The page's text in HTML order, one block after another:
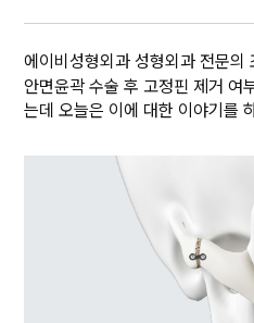
에이비성형외과 성형외과 전문의
안면윤곽 수술 후 고정핀 제거 여
는데 오늘은 이에 대한 이야기를